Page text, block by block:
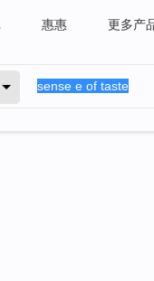
惠惠 更多产